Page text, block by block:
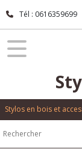
Tél : 0616359699
Stylos en bois et